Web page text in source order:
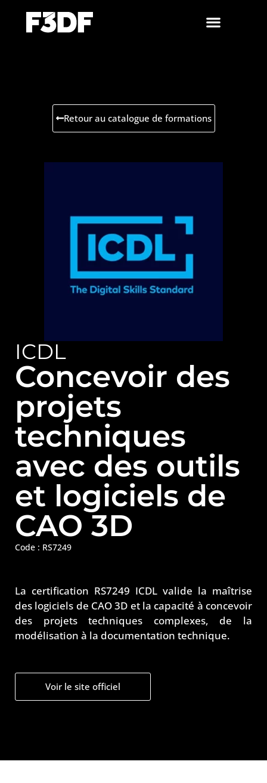
Retour au catalogue de formations
ICDL
Concevoir des
projets
techniques
avec des outils
et logiciels de
CAO 3D
Code : RS7249
La certification RS7249 ICDL valide la maîtrise
des logiciels de CAO 3D et la capacité à concevoir
des projets techniques complexes, de la
modélisation à la documentation technique.
Voir le site officiel